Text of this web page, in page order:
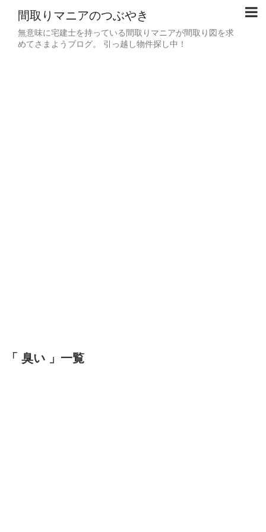
間取りマニアのつぶやき
無意味に宅建士を持っている間取りマニアが間取り図を求
めてさまようブログ。 引っ越し物件探し中！
「 臭い 」一覧